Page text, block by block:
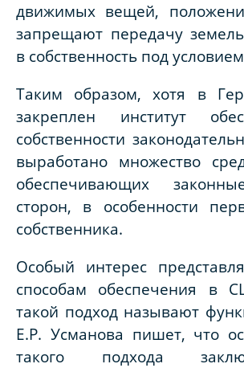
движимых вещей,
запрещают передачу
в собственность под
Таким образом, хотя в
закреплен институт
собственности
выработано множество
обеспечивающих
сторон, в особенности
собственника.
Особый интерес
способам обеспечения в
такой подход называют
Е.Р. Усманова пишет, что
такого подхода